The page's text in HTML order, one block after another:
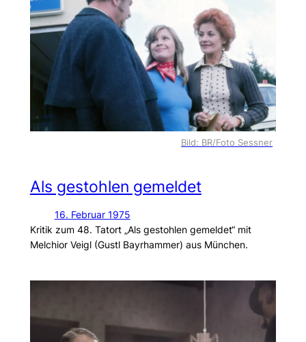
Bild: BR/Foto Sessner
Als gestohlen gemeldet
16. Februar 1975
Kritik zum 48. Tatort „Als gestohlen gemeldet“ mit
Melchior Veigl (Gustl Bayrhammer) aus München.